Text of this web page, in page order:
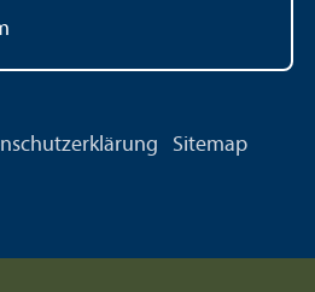
Sitemap